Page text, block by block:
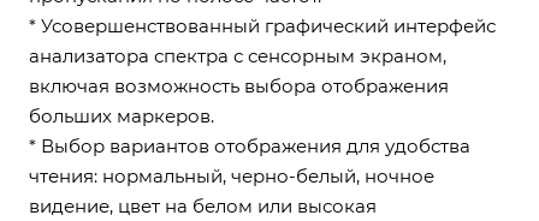
* Усовершенствованный графический интерфейс
анализатора спектра с сенсорным экраном,
включая возможность выбора отображения
больших маркеров.
* Выбор вариантов отображения для удобства
чтения: нормальный, черно-белый, ночное
видение, цвет на белом или высокая